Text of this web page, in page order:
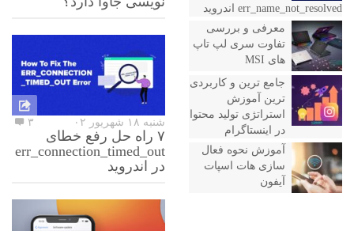
err_name_not_resolved اندروید
معرفی و بررسی
تفاوت سری لپ تاپ
های MSI
جامع ترین و کاربردی
ترین آموزش
استراتژی تولید محتوا
در اینستاگرام
آموزش نحوه فعال
سازی هات اسپات
آیفون
شنبه ۱۸ شهریور ۰۲ ۳
۷ راه حل رفع خطای
err_connection_timed_out
در اندروید